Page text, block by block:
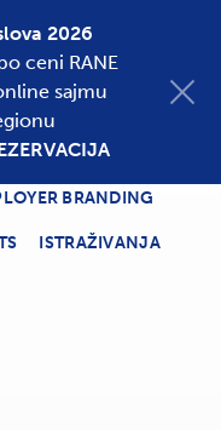
2026
ceni RANE
sajmu
oglas
BRANDING
ISTRAŽIVANJA